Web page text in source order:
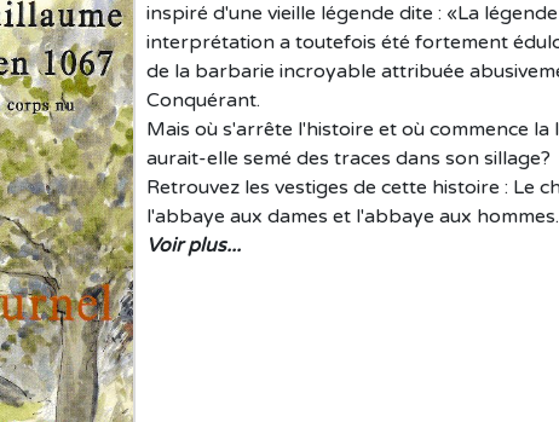
inspiré d'une vieille légende dite : «La
interprétation a toutefois été fortement
de la barbarie incroyable attribuée
Conquérant.
Mais où s'arrête l'histoire et où commence la
aurait-elle semé des traces dans son sillage?
Retrouvez les vestiges de cette histoire : Le
l'abbaye aux dames et l'abbaye aux hommes.
Voir plus...